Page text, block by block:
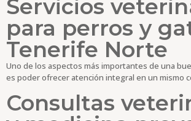
Servicios
para perros y
Tenerife Norte
Uno de los aspectos más importantes de una
es poder ofrecer atención integral en un mismo
Consultas